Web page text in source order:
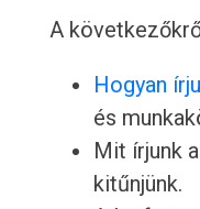
A
Hogyan
és
Mit írjunk
kitűnjünk.